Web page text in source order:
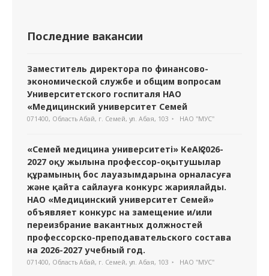
Последние вакансии
Заместитель директора по финансово-
экономической службе и общим вопросам
Университетского госпиталя НАО
«Медицинский университет Семей
071400, Область Абай, г. Семей, ул. Абая, 103 НАО "МУС"
«Семей медицина университеті» КеАҚ 2026-
2027 оқу жылына профессор-оқытушылар
құрамының бос лауазымдарына орналасуға
және қайта сайлауға конкурс жариялайды.
НАО «Медицинский университет Семей»
объявляет конкурс на замещение и/или
переизбрание вакантных должностей
профессорско-преподавательского состава
на 2026-2027 учебный год.
071400, Область Абай, г. Семей, ул. Абая, 103 НАО "МУС"